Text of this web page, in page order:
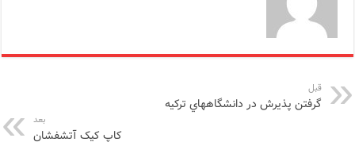
قبل
گرفتن پذيرش در دانشگاههاي تركيه
بعد
کاپ کیک آتشفشان